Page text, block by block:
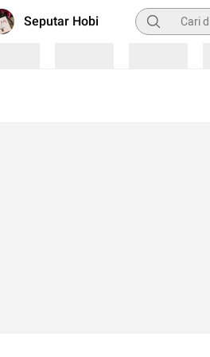
Seputar Hobi Pencarian